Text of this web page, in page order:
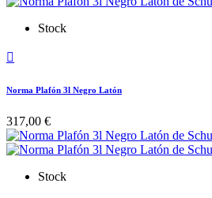
Stock

Norma Plafón 3l Negro Latón
317,00 €
Stock